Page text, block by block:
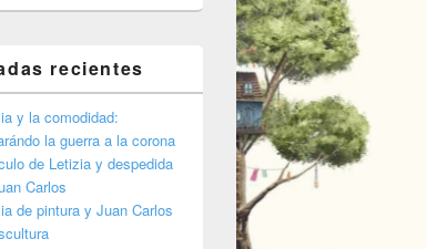
recientes
y la comodidad:
la guerra a la corona
de Letizia y despedida
Carlos
de pintura y Juan Carlos